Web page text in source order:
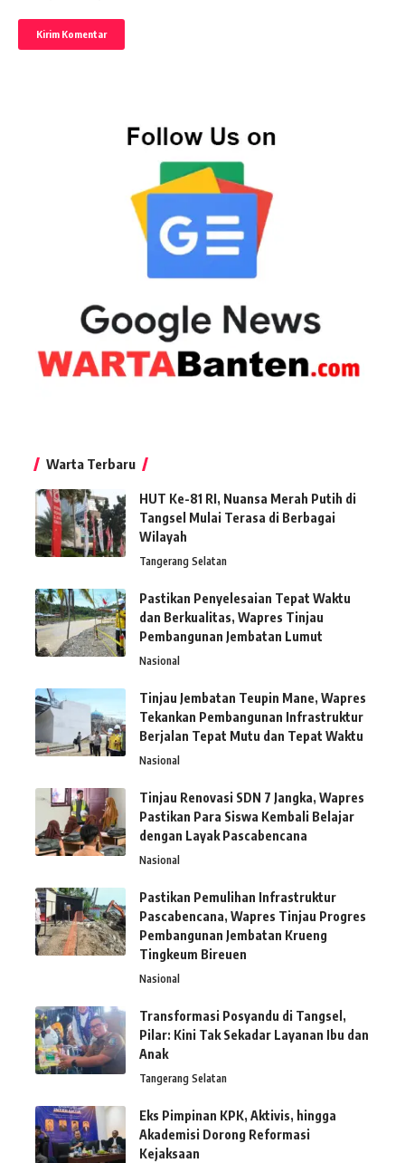
Warta Terbaru
HUT Ke-81 RI, Nuansa Merah Putih di
Tangsel Mulai Terasa di Berbagai
Wilayah
Tangerang Selatan
Pastikan Penyelesaian Tepat Waktu
dan Berkualitas, Wapres Tinjau
Pembangunan Jembatan Lumut
Nasional
Tinjau Jembatan Teupin Mane, Wapres
Tekankan Pembangunan Infrastruktur
Berjalan Tepat Mutu dan Tepat Waktu
Nasional
Tinjau Renovasi SDN 7 Jangka, Wapres
Pastikan Para Siswa Kembali Belajar
dengan Layak Pascabencana
Nasional
Pastikan Pemulihan Infrastruktur
Pascabencana, Wapres Tinjau Progres
Pembangunan Jembatan Krueng
Tingkeum Bireuen
Nasional
Transformasi Posyandu di Tangsel,
Pilar: Kini Tak Sekadar Layanan Ibu dan
Anak
Tangerang Selatan
Eks Pimpinan KPK, Aktivis, hingga
Akademisi Dorong Reformasi
Kejaksaan